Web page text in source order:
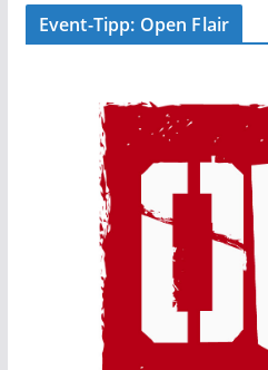
Event-Tipp: Open Flair